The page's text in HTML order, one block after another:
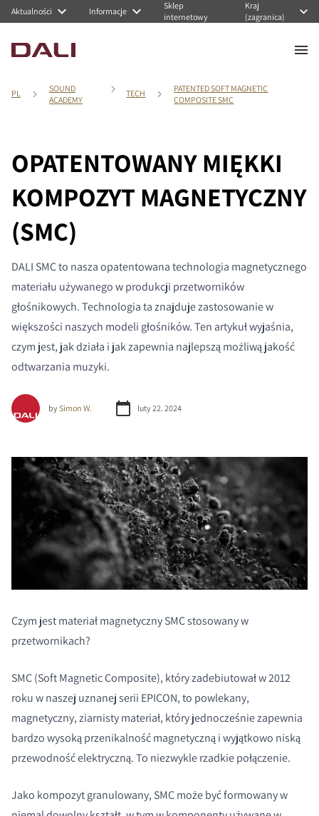
Aktualności Informacje
Sklep
internetowy
Kraj
(zagranica)
PL
SOUND
ACADEMY
TECH
PATENTED SOFT MAGNETIC
COMPOSITE SMC
OPATENTOWANY MIĘKKI
KOMPOZYT MAGNETYCZNY
(SMC)
DALI SMC to nasza opatentowana technologia magnetycznego
materiału używanego w produkcji przetworników
głośnikowych. Technologia ta znajduje zastosowanie w
większości naszych modeli głośników. Ten artykuł wyjaśnia,
czym jest, jak działa i jak zapewnia najlepszą możliwą jakość
odtwarzania muzyki.
bySimon W. luty 22. 2024
Czym jest materiał magnetyczny SMC stosowany w
przetwornikach?
SMC (Soft Magnetic Composite), który zadebiutował w 2012
roku w naszej uznanej serii EPICON, to powlekany,
magnetyczny, ziarnisty materiał, który jednocześnie zapewnia
bardzo wysoką przenikalność magnetyczną i wyjątkowo niską
przewodność elektryczną. To niezwykle rzadkie połączenie.
Jako kompozyt granulowany, SMC może być formowany w